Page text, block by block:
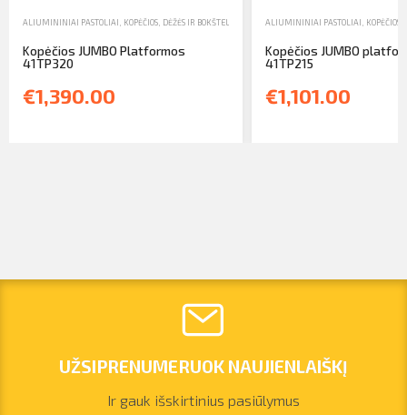
ALIUMININIAI PASTOLIAI, KOPĖČIOS, DĖŽĖS IR BOKŠTELIAI KOPĖČIOS ,PARDAVIMAS
Kopėčios JUMBO Platformos
41TP320
€1,390.00
ALIUMININIAI PASTOLIAI, KOPĖČIOS,
Kopėčios JUMBO
41TP215
€1,101.00
UŽSIPRENUMERUOK NAUJIENLAIŠKĮ
Ir gauk išskirtinius pasiūlymus